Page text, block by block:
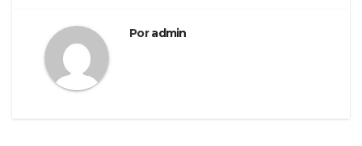
Poradmin